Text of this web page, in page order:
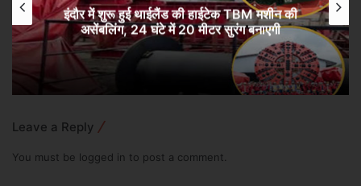
इंदौर में शुरू हुई थाईलैंड की हाईटेक TBM मशीन की
असेंबलिंग, 24 घंटे में 20 मीटर सुरंग बनाएगी
Leave a Reply
You must be logged in to post a comment.